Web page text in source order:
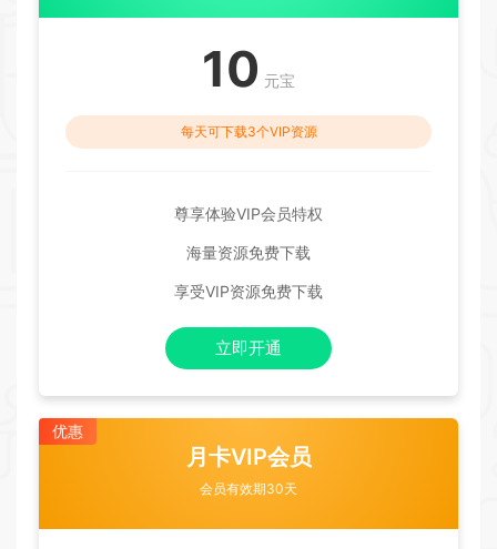
10 元宝
每天可下载3个VIP资源
尊享体验VIP会员特权
海量资源免费下载
享受VIP资源免费下载
立即开通
优惠
月卡VIP会员
会员有效期30天